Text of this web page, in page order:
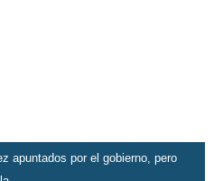
apuntados por el gobierno, pero